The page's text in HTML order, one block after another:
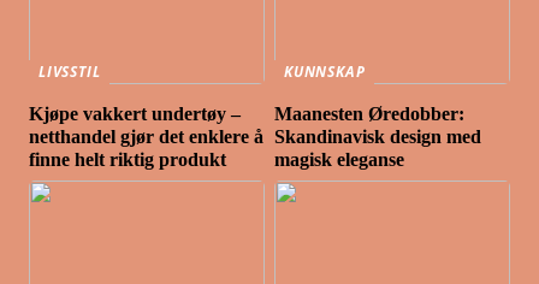
LIVSSTIL
Kjøpe vakkert undertøy –
netthandel gjør det enklere å
finne helt riktig produkt
KUNNSKAP
Maanesten Øredobber:
Skandinavisk design med
magisk eleganse